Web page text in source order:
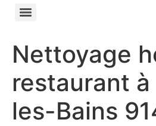
Nettoyage
restaurant
les-Bains